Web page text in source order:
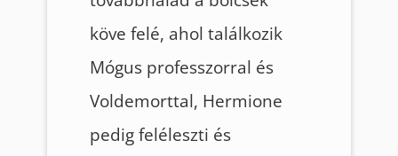
köve felé, ahol találkozik
Mógus professzorral és
Voldemorttal, Hermione
pedig feléleszti és